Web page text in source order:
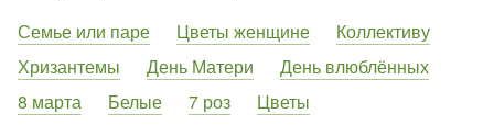
Семье или паре Цветы женщине
Коллективу
Хризантемы
День Матери
День влюблённых
8 марта
Белые 7 роз Цветы